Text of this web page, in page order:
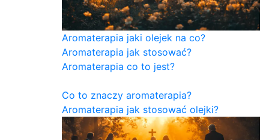
Aromaterapia jaki olejek na co?
Aromaterapia jak stosować?
Aromaterapia co to jest?
Co to znaczy aromaterapia?
Aromaterapia jak stosować olejki?